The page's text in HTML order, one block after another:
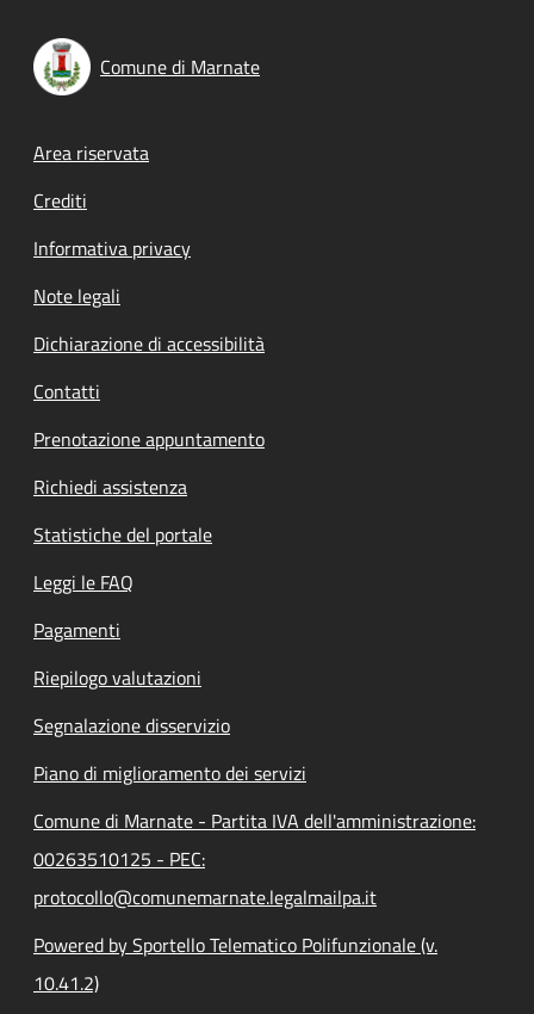
Comune di Marnate
Footer menu
Area riservata
Crediti
Informativa privacy
Note legali
Dichiarazione di accessibilità
Contatti
Prenotazione appuntamento
Richiedi assistenza
Statistiche del portale
Leggi le FAQ
Pagamenti
Riepilogo valutazioni
Segnalazione disservizio
Piano di miglioramento dei servizi
Comune di Marnate - Partita IVA dell'amministrazione:
00263510125 - PEC:
protocollo@comunemarnate.legalmailpa.it
Powered by Sportello Telematico Polifunzionale (v.
10.41.2)